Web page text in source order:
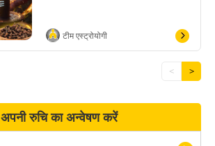
टीम एस्ट्रोयोगी
< >
अपनी रुचि का अन्वेषण करें